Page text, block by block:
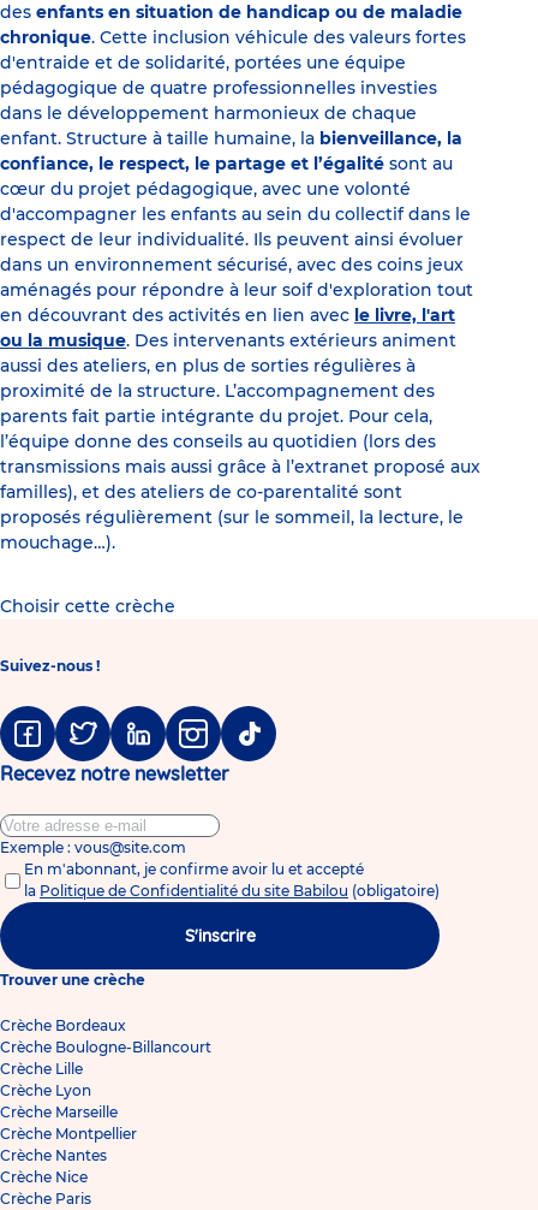
des enfants en situation de handicap ou de maladie
chronique. Cette inclusion véhicule des valeurs fortes
d'entraide et de solidarité, portées une équipe
pédagogique de quatre professionnelles investies
dans le développement harmonieux de chaque
enfant. Structure à taille humaine, la bienveillance, la
confiance, le respect, le partage et l’égalité sont au
cœur du projet pédagogique, avec une volonté
d'accompagner les enfants au sein du collectif dans le
respect de leur individualité. Ils peuvent ainsi évoluer
dans un environnement sécurisé, avec des coins jeux
aménagés pour répondre à leur soif d'exploration tout
en découvrant des activités en lien avec le livre, l'art
ou la musique. Des intervenants extérieurs animent
aussi des ateliers, en plus de sorties régulières à
proximité de la structure. L’accompagnement des
parents fait partie intégrante du projet. Pour cela,
l’équipe donne des conseils au quotidien (lors des
transmissions mais aussi grâce à l’extranet proposé aux
familles), et des ateliers de co-parentalité sont
proposés régulièrement (sur le sommeil, la lecture, le
mouchage…).
Choisir cette crèche
Suivez-nous !
FacebookTwitter LinkedinInstagramTiktok
Recevez notre newsletter
Exemple : vous@site.com
En m'abonnant, je confirme avoir lu et accepté
la Politique de Confidentialité du site Babilou (obligatoire)
S'inscrire
Trouver une crèche
Crèche Bordeaux
Crèche Boulogne-Billancourt
Crèche Lille
Crèche Lyon
Crèche Marseille
Crèche Montpellier
Crèche Nantes
Crèche Nice
Crèche Paris